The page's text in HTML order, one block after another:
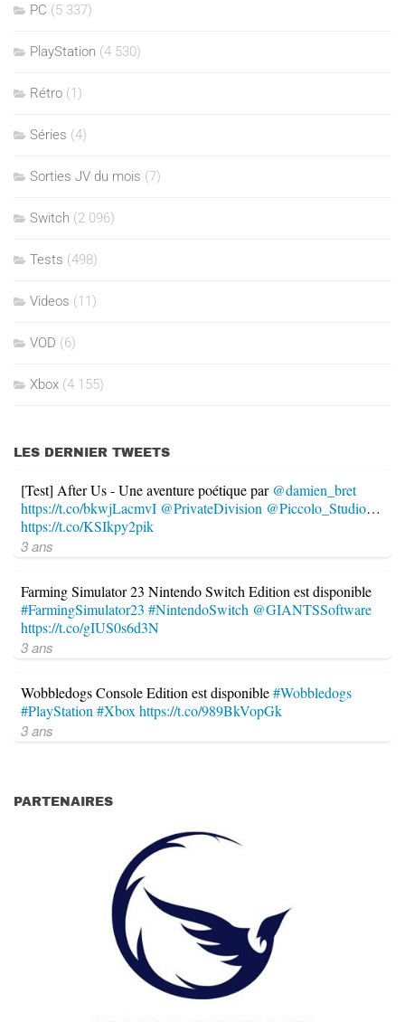
PC (5 337)
PlayStation (4 530)
Rétro (1)
Séries (4)
Sorties JV du mois (7)
Switch (2 096)
Tests (498)
Videos (11)
VOD (6)
Xbox (4 155)
LES DERNIER TWEETS
[Test] After Us - Une aventure poétique par @damien_bret
https://t.co/bkwjLacmvI @PrivateDivision @Piccolo_Studio…
https://t.co/KSIkpy2pik
3 ans
Farming Simulator 23 Nintendo Switch Edition est disponible
#FarmingSimulator23 #NintendoSwitch @GIANTSSoftware
https://t.co/gIUS0s6d3N
3 ans
Wobbledogs Console Edition est disponible#Wobbledogs
#PlayStation #Xbox https://t.co/989BkVopGk
3 ans
PARTENAIRES